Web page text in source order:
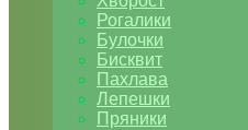
Рогалики
Булочки
Бисквит
Пахлава
Лепешки
Пряники